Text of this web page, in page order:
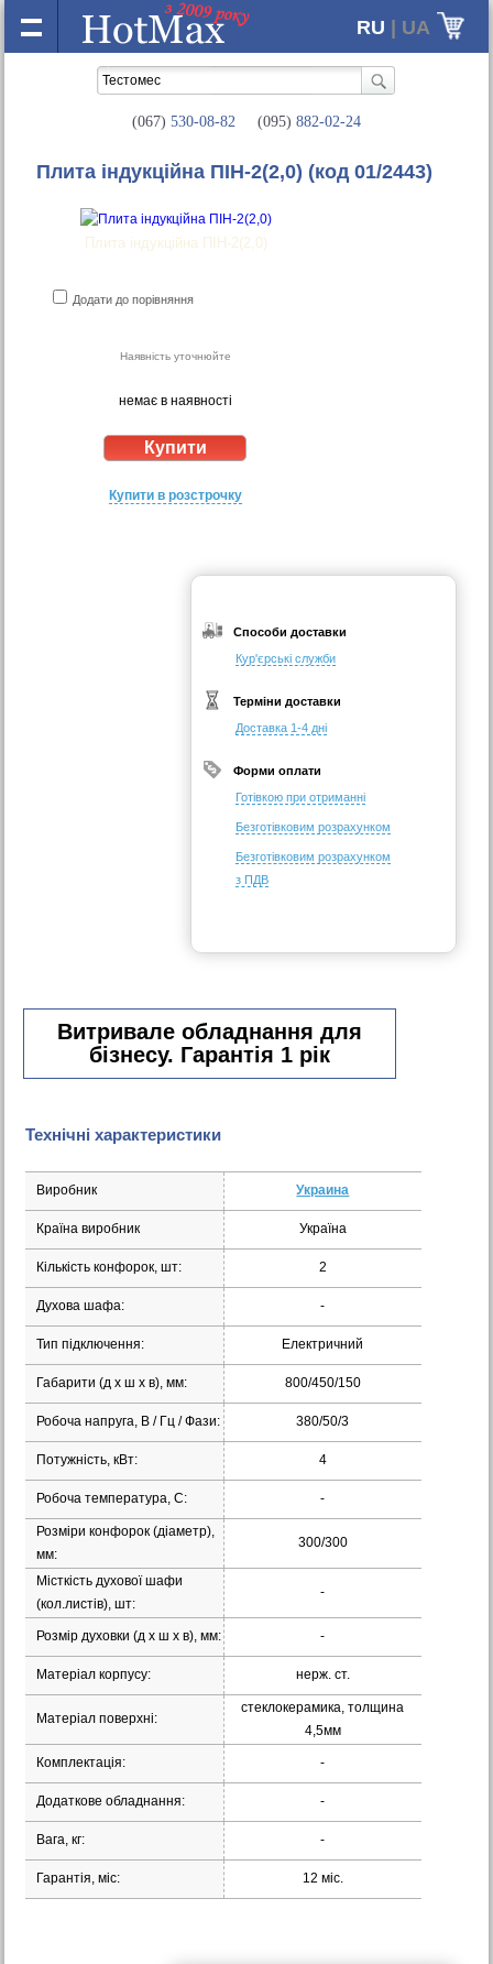
RU | UA
(067) 530-08-82 (095) 882-02-24
Плита індукційна ПІН-2(2,0) (код 01/2443)
Плита індукційна ПІН-2(2,0)
Додати до порівняння
Наявність уточнюйте
немає в наявності
Купити в розстрочку
Способи доставки
Кур'єрські служби
Терміни доставки
Доставка 1-4 дні
Форми оплати
Готівкою при отриманні
Безготівковим розрахунком
Безготівковим розрахунком
з ПДВ
Витривале обладнання для
бізнесу. Гарантія 1 рік
Технічні характеристики
Виробник Украина
Країна виробник Україна
Кількість конфорок, шт: 2
Духова шафа: -
Тип підключення: Електричний
Габарити (д х ш х в), мм: 800/450/150
Робоча напруга, В / Гц / Фази: 380/50/3
Потужність, кВт: 4
Робоча температура, С: -
Розміри конфорок (діаметр),
мм:
300/300
Місткість духової шафи
(кол.листів), шт:
-
Розмір духовки (д х ш х в), мм: -
Матеріал корпусу: нерж. ст.
Матеріал поверхні:
стеклокерамика, толщина
4,5мм
Комплектація: -
Додаткове обладнання: -
Вага, кг: -
Гарантія, міс: 12 міс.